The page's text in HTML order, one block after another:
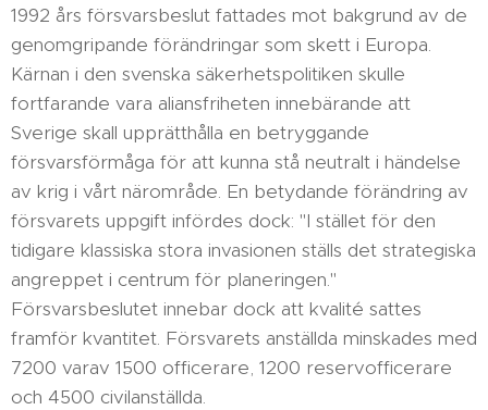
1992 års försvarsbeslut fattades mot bakgrund av de
genomgripande förändringar som skett i Europa.
Kärnan i den svenska säkerhetspolitiken skulle
fortfarande vara aliansfriheten innebärande att
Sverige skall upprätthålla en betryggande
försvarsförmåga för att kunna stå neutralt i händelse
av krig i vårt närområde. En betydande förändring av
försvarets uppgift infördes dock: "I stället för den
tidigare klassiska stora invasionen ställs det strategiska
angreppet i centrum för planeringen."
Försvarsbeslutet innebar dock att kvalité sattes
framför kvantitet. Försvarets anställda minskades med
7200 varav 1500 officerare, 1200 reservofficerare
och 4500 civilanställda.